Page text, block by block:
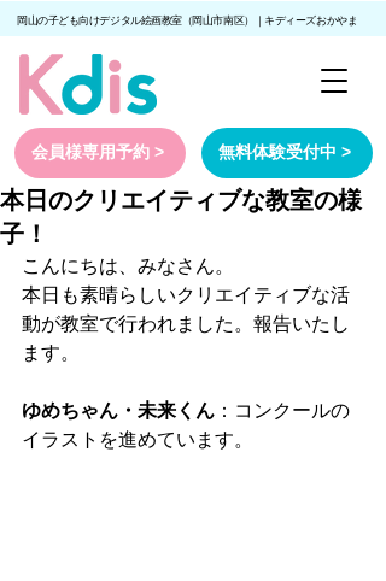
岡山の子ども向けデジタル絵画教室（岡山市南区）｜キディーズおかやま
会員様専用予約 > 無料体験受付中 >
本日のクリエイティブな教室の様
子！
こんにちは、みなさん。
本日も素晴らしいクリエイティブな活
動が教室で行われました。報告いたし
ます。
ゆめちゃん・未来くん ：コンクールの
イラストを進めています。